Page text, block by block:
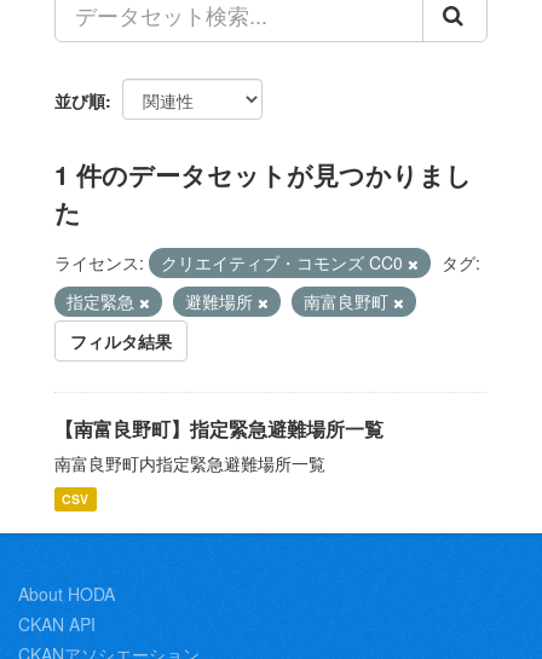
並び順
1 件のデータセットが見つかりまし
た
ライセンス: クリエイティブ・コモンズ CC0
タグ:
指定緊急
避難場所
南富良野町
フィルタ結果
【南富良野町】指定緊急避難場所一覧
南富良野町内指定緊急避難場所一覧
CSV
About HODA
CKAN API